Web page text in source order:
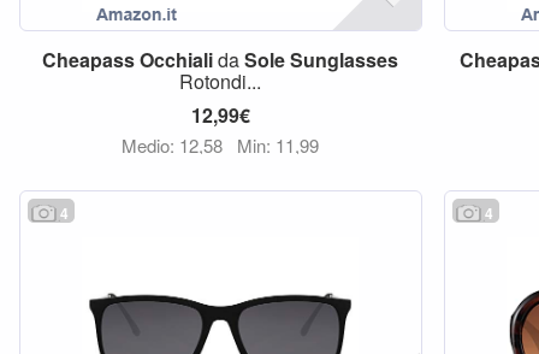
CheapassOcchialidaSoleSunglasses
Rotondi...
12,99€
Medio: 12,58 Min: 11,99
4 4